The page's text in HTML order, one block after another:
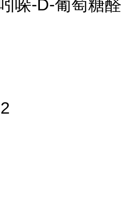
哚-D-葡萄糖醛